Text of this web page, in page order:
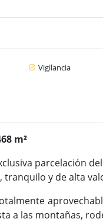
Vigilancia
m²
parcelación
y de alta
a las montañas,